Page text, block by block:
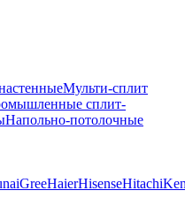
Мульти-сплит
сплит-
Напольно-потолочные
GreeHaierHisenseHitachi